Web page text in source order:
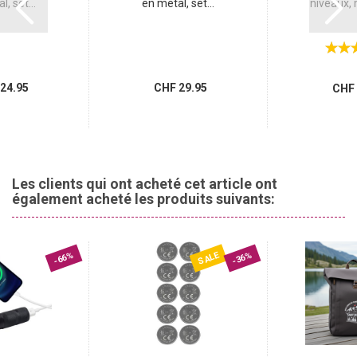
set...
en métal, set...
CHF 29.95
niveaux,
Les clients qui ont acheté cet article ont
également acheté les produits suivants:
-66% SALE -36%